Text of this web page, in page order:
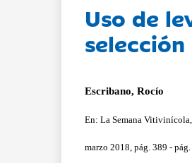
Uso de
selección
Escribano, Rocío
En: La Semana
marzo 2018, pág. 389 -